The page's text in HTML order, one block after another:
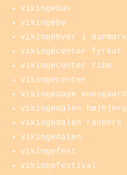
vikingebus
vikingeby
vikingebyer i danmark
vikingecenter fyrkat
vikingecenter ribe
vikingecenter
vikingedage moesgaard
vikingedalen højbjerg
vikingedalen randers
vikingedalen
vikingefest
vikingefestival